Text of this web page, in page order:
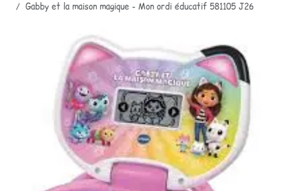
Gabby et la maison magique - Mon ordi éducatif 581105 J26